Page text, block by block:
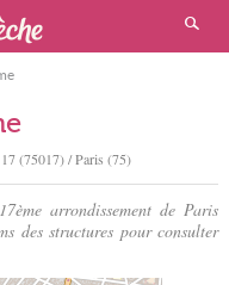
17 (75017) / Paris (75)
arrondissement de Paris
des structures pour consulter